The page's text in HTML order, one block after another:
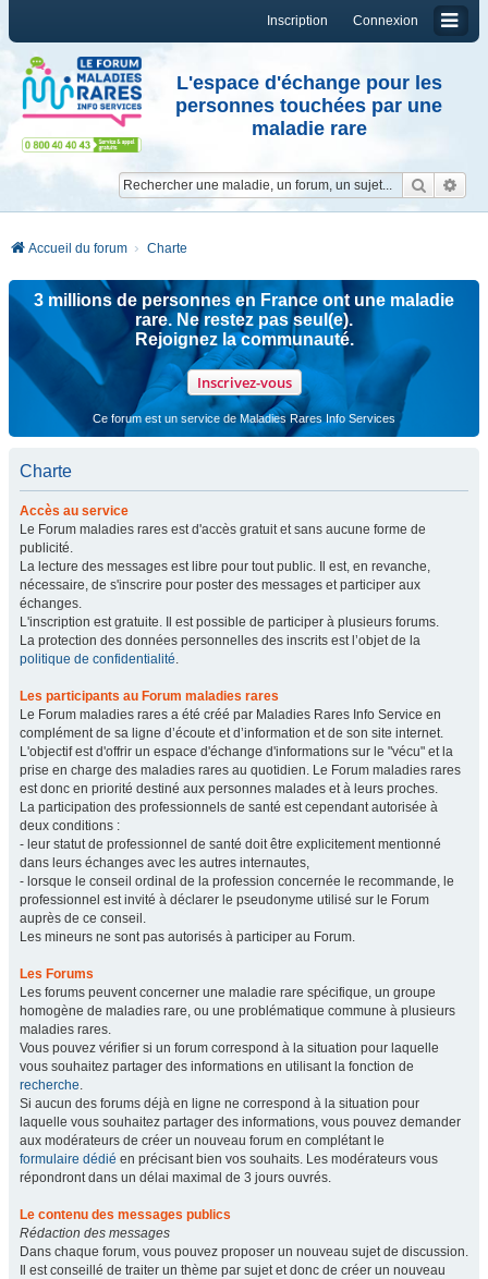
Connexion
Inscription
L'espace d'échange pour les
personnes touchées par une
maladie rare
Accueil du forum Charte
3 millions de personnes en France ont une maladie
rare. Ne restez pas seul(e).
Rejoignez la communauté.
Inscrivez-vous
Ce forum est un service de Maladies Rares Info Services
Charte
Accès au service
Le Forum maladies rares est d'accès gratuit et sans aucune forme de
publicité.
La lecture des messages est libre pour tout public. Il est, en revanche,
nécessaire, de s'inscrire pour poster des messages et participer aux
échanges.
L'inscription est gratuite. Il est possible de participer à plusieurs forums.
La protection des données personnelles des inscrits est l’objet de la
politique de confidentialité.
Les participants au Forum maladies rares
Le Forum maladies rares a été créé par Maladies Rares Info Service en
complément de sa ligne d’écoute et d’information et de son site internet.
L'objectif est d'offrir un espace d'échange d'informations sur le "vécu" et la
prise en charge des maladies rares au quotidien. Le Forum maladies rares
est donc en priorité destiné aux personnes malades et à leurs proches.
La participation des professionnels de santé est cependant autorisée à
deux conditions :
- leur statut de professionnel de santé doit être explicitement mentionné
dans leurs échanges avec les autres internautes,
- lorsque le conseil ordinal de la profession concernée le recommande, le
professionnel est invité à déclarer le pseudonyme utilisé sur le Forum
auprès de ce conseil.
Les mineurs ne sont pas autorisés à participer au Forum.
Les Forums
Les forums peuvent concerner une maladie rare spécifique, un groupe
homogène de maladies rare, ou une problématique commune à plusieurs
maladies rares.
Vous pouvez vérifier si un forum correspond à la situation pour laquelle
vous souhaitez partager des informations en utilisant la fonction de
recherche.
Si aucun des forums déjà en ligne ne correspond à la situation pour
laquelle vous souhaitez partager des informations, vous pouvez demander
aux modérateurs de créer un nouveau forum en complétant le
formulaire dédié en précisant bien vos souhaits. Les modérateurs vous
répondront dans un délai maximal de 3 jours ouvrés.
Le contenu des messages publics
Rédaction des messages
Dans chaque forum, vous pouvez proposer un nouveau sujet de discussion.
Il est conseillé de traiter un thème par sujet et donc de créer un nouveau